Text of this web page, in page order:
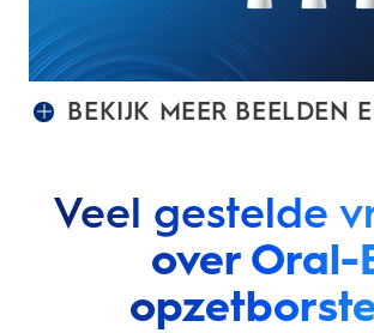
BEKIJK MEER BEELDEN
Veel gestelde
over Oral-